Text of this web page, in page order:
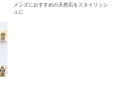
メンズにおすすめの天然石をスタイリッシ
ュに